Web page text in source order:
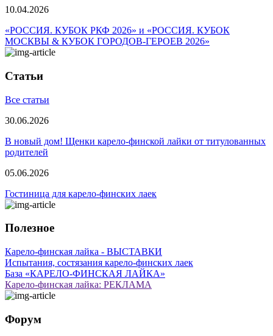
10.04.2026
«РОССИЯ. КУБОК РКФ 2026» и «РОССИЯ. КУБОК
МОСКВЫ & КУБОК ГОРОДОВ-ГЕРОЕВ 2026»
Статьи
Все статьи
30.06.2026
В новый дом! Щенки карело-финской лайки от титулованных
родителей
05.06.2026
Гостиница для карело-финских лаек
Полезное
Карело-финская лайка - ВЫСТАВКИ
Испытания, состязания карело-финских лаек
База «КАРЕЛО-ФИНСКАЯ ЛАЙКА»
Карело-финская лайка: РЕКЛАМА
Форум